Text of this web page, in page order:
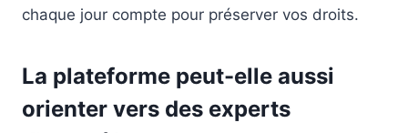
chaque jour compte pour préserver vos droits.
La plateforme peut-elle aussi
orienter vers des experts